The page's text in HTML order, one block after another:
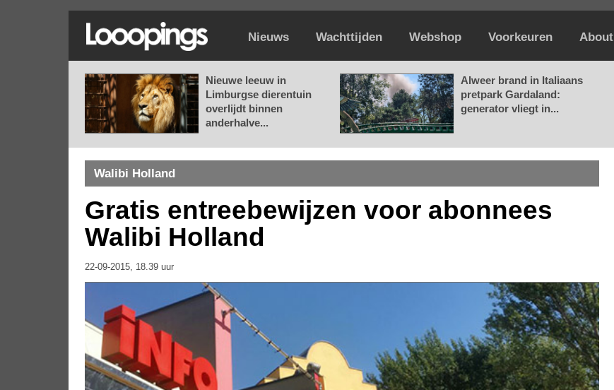
Nieuws Wachttijden Webshop Voorkeuren About
Nieuwe leeuw in
Limburgse dierentuin
overlijdt binnen
anderhalve...
Alweer brand in Italiaans
pretpark Gardaland:
generator vliegt in...
Walibi Holland
Gratis entreebewijzen voor abonnees
Walibi Holland
22-09-2015, 18.39 uur